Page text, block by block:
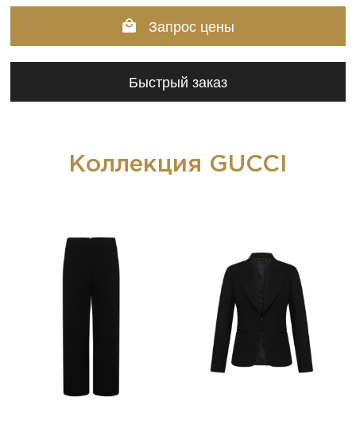
Запрос цены
Быстрый заказ
Коллекция GUCCI